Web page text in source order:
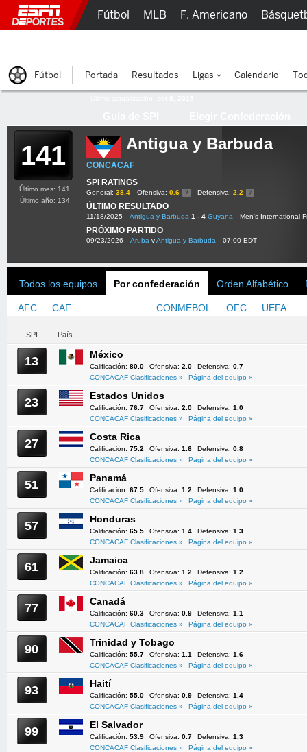
141 Antigua y Barbuda
CONCACAF
SPI RATINGS
General: 38.4 Ofensiva: 0.6 Defensiva: 2.2
ÚLTIMO RESULTADO
11/18/2025 Antigua y Barbuda 1 - 4 Guyana Men's International
PRÓXIMO PARTIDO
09/23/2026 Aruba vAntigua y Barbuda 07:00 EDT
Último mes: 141
Último año: 134
Todos los equipos Por confederación Orden Alfabético
AFC CAF CONMEBOL OFC UEFA
SPI País
13 México
Calificación: 80.0 Ofensiva: 2.0 Defensiva: 0.7
CONCACAF Clasificaciones »
Página del equipo »
23 Estados Unidos
Calificación: 76.7 Ofensiva: 2.0 Defensiva: 1.0
CONCACAF Clasificaciones »
Página del equipo »
27 Costa Rica
Calificación: 75.2 Ofensiva: 1.6 Defensiva: 0.8
CONCACAF Clasificaciones »
Página del equipo »
51 Panamá
Calificación: 67.5 Ofensiva: 1.2 Defensiva: 1.0
CONCACAF Clasificaciones »
Página del equipo »
57 Honduras
Calificación: 65.5 Ofensiva: 1.4 Defensiva: 1.3
CONCACAF Clasificaciones »
Página del equipo »
61 Jamaica
Calificación: 63.8 Ofensiva: 1.2 Defensiva: 1.2
CONCACAF Clasificaciones »
Página del equipo »
77 Canadá
Calificación: 60.3 Ofensiva: 0.9 Defensiva: 1.1
CONCACAF Clasificaciones »
Página del equipo »
90 Trinidad y Tobago
Calificación: 55.7 Ofensiva: 1.1 Defensiva: 1.6
CONCACAF Clasificaciones »
Página del equipo »
93 Haití
Calificación: 55.0 Ofensiva: 0.9 Defensiva: 1.4
CONCACAF Clasificaciones »
Página del equipo »
99 El Salvador
Calificación: 53.9 Ofensiva: 0.7 Defensiva: 1.3
CONCACAF Clasificaciones »
Página del equipo »
Fútbol MLB F. Americano
Fútbol Portada Resultados Ligas Calendario